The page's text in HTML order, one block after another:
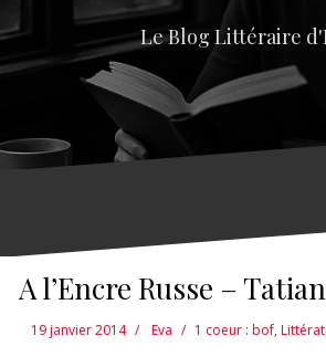
Le Blog Littéraire
A l’Encre Russe –
19 janvier 2014 Eva 1 coeur : bof,